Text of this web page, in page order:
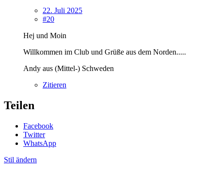
22. Juli 2025
#20
Hej und Moin
Willkommen im Club und Grüße aus dem Norden.....
Andy aus (Mittel-) Schweden
Zitieren
Teilen
Facebook
Twitter
WhatsApp
Stil ändern